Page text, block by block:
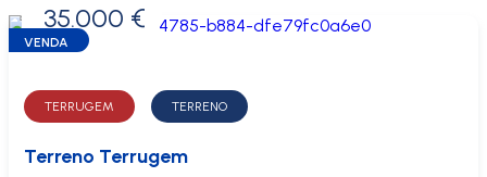
0 €
35.000 €
VENDA
TERRUGEM TERRENO
Terreno Terrugem